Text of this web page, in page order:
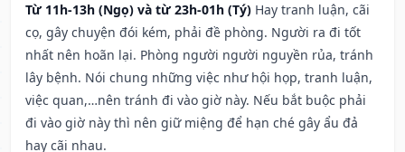
Từ 11h-13h (Ngọ) và từ 23h-01h (Tý) Hay tranh luận, cãi
cọ, gây chuyện đói kém, phải đề phòng. Người ra đi tốt
nhất nên hoãn lại. Phòng người người nguyền rủa, tránh
lây bệnh. Nói chung những việc như hội họp, tranh luận,
việc quan,…nên tránh đi vào giờ này. Nếu bắt buộc phải
đi vào giờ này thì nên giữ miệng để hạn ché gây ẩu đả
hay cãi nhau.